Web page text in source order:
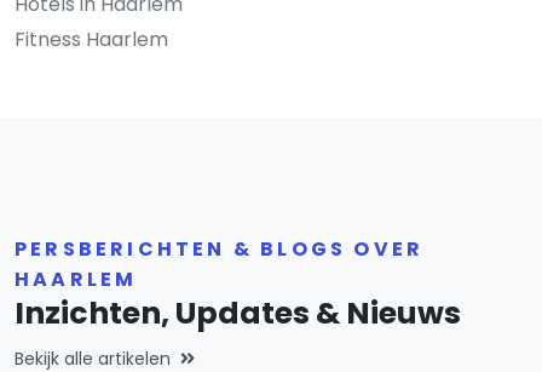
Fitness Haarlem
PERSBERICHTEN & BLOGS OVER
HAARLEM
Inzichten, Updates & Nieuws
Bekijk alle artikelen